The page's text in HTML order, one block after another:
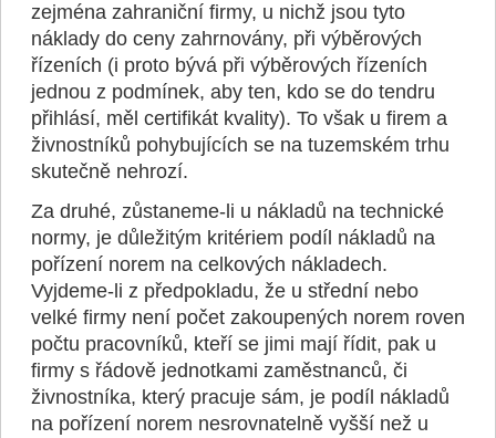
zejména zahraniční firmy, u nichž jsou tyto
náklady do ceny zahrnovány, při výběrových
řízeních (i proto bývá při výběrových řízeních
jednou z podmínek, aby ten, kdo se do tendru
přihlásí, měl certifikát kvality). To však u firem a
živnostníků pohybujících se na tuzemském trhu
skutečně nehrozí.
Za druhé, zůstaneme-li u nákladů na technické
normy, je důležitým kritériem podíl nákladů na
pořízení norem na celkových nákladech.
Vyjdeme-li z předpokladu, že u střední nebo
velké firmy není počet zakoupených norem roven
počtu pracovníků, kteří se jimi mají řídit, pak u
firmy s řádově jednotkami zaměstnanců, či
živnostníka, který pracuje sám, je podíl nákladů
na pořízení norem nesrovnatelně vyšší než u